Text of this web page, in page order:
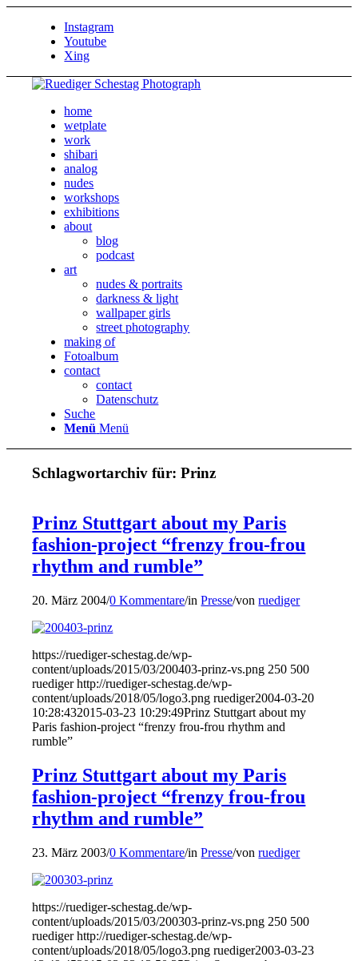
Instagram
Youtube
Xing
home
wetplate
work
shibari
analog
nudes
workshops
exhibitions
about
blog
podcast
art
nudes & portraits
darkness & light
wallpaper girls
street photography
making of
Fotoalbum
contact
contact
Datenschutz
Suche
Menü Menü
Schlagwortarchiv für:Prinz
Prinz Stuttgart about my Paris
fashion-project “frenzy frou-frou
rhythm and rumble”
20. März 2004/0 Kommentare/inPresse/vonruediger
https://ruediger-schestag.de/wp-
content/uploads/2015/03/200403-prinz-vs.png 250 500
ruediger http://ruediger-schestag.de/wp-
content/uploads/2018/05/logo3.png ruediger2004-03-20
10:28:432015-03-23 10:29:49Prinz Stuttgart about my
Paris fashion-project “frenzy frou-frou rhythm and
rumble”
Prinz Stuttgart about my Paris
fashion-project “frenzy frou-frou
rhythm and rumble”
23. März 2003/0 Kommentare/inPresse/vonruediger
https://ruediger-schestag.de/wp-
content/uploads/2015/03/200303-prinz-vs.png 250 500
ruediger http://ruediger-schestag.de/wp-
content/uploads/2018/05/logo3.png ruediger2003-03-23